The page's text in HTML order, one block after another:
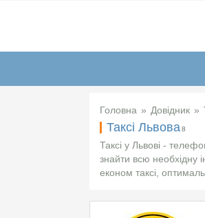
Головна Довідник
Таксі Львова8
Таксі у Львові -
знайти всю необхідну
економ таксі,